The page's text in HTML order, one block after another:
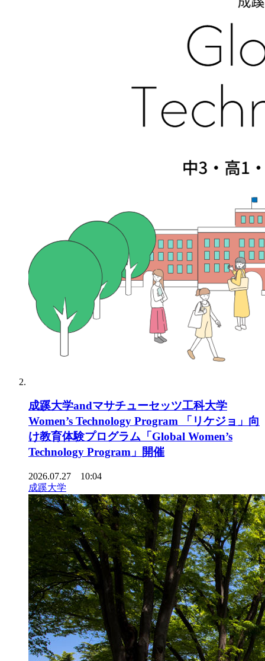
成蹊大学andマサチューセッツ工科大学
Women’s Technology Program 「リケジョ」向
け教育体験プログラム「Global Women’s
Technology Program」開催
2026.07.27 10:04
成蹊大学